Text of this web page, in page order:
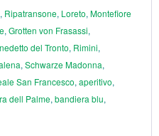
, Ripatransone, Loreto, Montefiore
, Grotten von Frasassi,
del Tronto, Rimini,
, Schwarze Madonna,
San Francesco, aperitivo,
dell Palme, bandiera blu,